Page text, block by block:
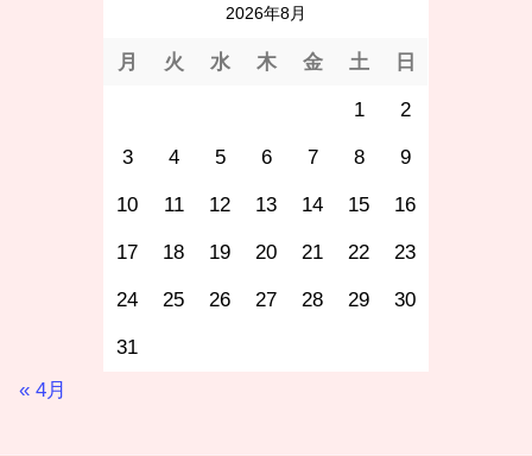
2026年8月
月 火 水 木 金 土 日
1 2
3 4 5 6 7 8 9
10 11 12 13 14 15 16
17 18 19 20 21 22 23
24 25 26 27 28 29 30
31
« 4月